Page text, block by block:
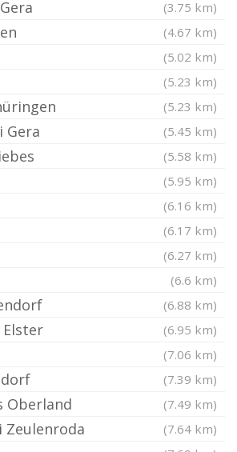
(3.75 km)
(4.67 km)
(5.02 km)
(5.23 km)
(5.23 km)
Gera (5.45 km)
(5.58 km)
(5.95 km)
(6.16 km)
(6.17 km)
(6.27 km)
(6.6 km)
(6.88 km)
(6.95 km)
(7.06 km)
(7.39 km)
Oberland (7.49 km)
Zeulenroda (7.64 km)